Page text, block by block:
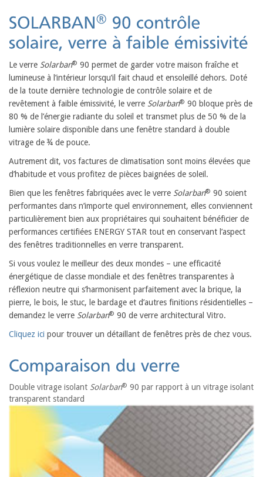
Le verre Solarban® 90 permet de garder votre maison fraîche et
lumineuse à l’intérieur lorsqu’il fait chaud et ensoleillé dehors. Doté
de la toute dernière technologie de contrôle solaire et de
revêtement à faible émissivité, le verre Solarban® 90 bloque près de
80 % de l’énergie radiante du soleil et transmet plus de 50 % de la
lumière solaire disponible dans une fenêtre standard à double
vitrage de ¾ de pouce.
Autrement dit, vos factures de climatisation sont moins élevées que
d’habitude et vous profitez de pièces baignées de soleil.
Bien que les fenêtres fabriquées avec le verre Solarban® 90 soient
performantes dans n’importe quel environnement, elles conviennent
particulièrement bien aux propriétaires qui souhaitent bénéficier de
performances certifiées ENERGY STAR tout en conservant l’aspect
des fenêtres traditionnelles en verre transparent.
Si vous voulez le meilleur des deux mondes – une efficacité
énergétique de classe mondiale et des fenêtres transparentes à
réflexion neutre qui s’harmonisent parfaitement avec la brique, la
pierre, le bois, le stuc, le bardage et d’autres finitions résidentielles –
demandez le verre Solarban® 90 de verre architectural Vitro.
Cliquez ici pour trouver un détaillant de fenêtres près de chez vous.
Double vitrage isolant Solarban® 90 par rapport à un vitrage isolant
transparent standard